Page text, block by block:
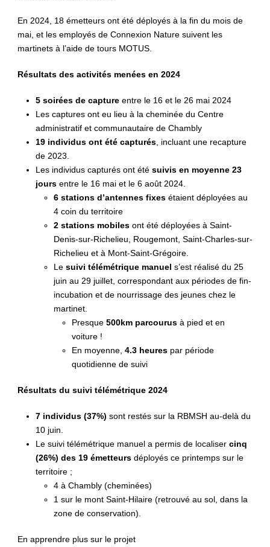
En 2024, 18 émetteurs ont été déployés à la fin du mois de
mai, et les employés de Connexion Nature suivent les
martinets à l’aide de tours MOTUS.
Résultats des activités menées en 2024
5 soirées de capture entre le 16 et le 26 mai 2024
Les captures ont eu lieu à la cheminée du Centre
administratif et communautaire de Chambly
19 individus ont été capturés , incluant une recapture
de 2023.
Les individus capturés ont été suivis en moyenne 23
jours entre le 16 mai et le 6 août 2024.
6 stations d’antennes fixes étaient déployées au
4 coin du territoire
2 stations mobiles ont été déployées à Saint-
Denis-sur-Richelieu, Rougemont, Saint-Charles-sur-
Richelieu et à Mont-Saint-Grégoire.
Le suivi télémétrique manuel s’est réalisé du 25
juin au 29 juillet, correspondant aux périodes de fin-
incubation et de nourrissage des jeunes chez le
martinet.
Presque 500km parcourus à pied et en
voiture !
En moyenne, 4.3 heures par période
quotidienne de suivi
Résultats du suivi télémétrique 2024
7 individus (37%) sont restés sur la RBMSH au-delà du
10 juin.
Le suivi télémétrique manuel a permis de localiser cinq
(26%) des 19 émetteurs déployés ce printemps sur le
territoire ;
4 à Chambly (cheminées)
1 sur le mont Saint-Hilaire (retrouvé au sol, dans la
zone de conservation).
En apprendre plus sur le projet